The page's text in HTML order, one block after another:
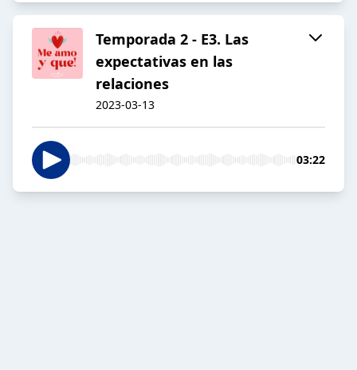
Temporada 2 - E3. Las
expectativas en las
relaciones
2023-03-13
03:22